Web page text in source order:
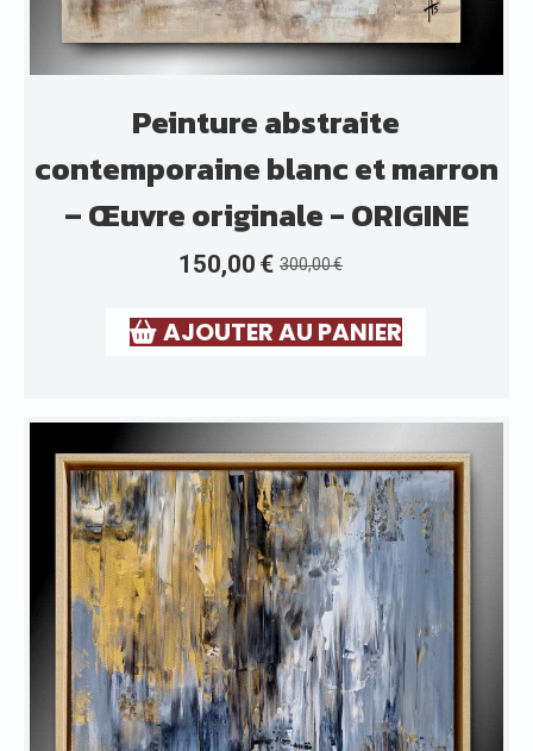
Peinture abstraite
contemporaine blanc et marron
– Œuvre originale - ORIGINE
150,00 € 300,00€
AJOUTER AU PANIER